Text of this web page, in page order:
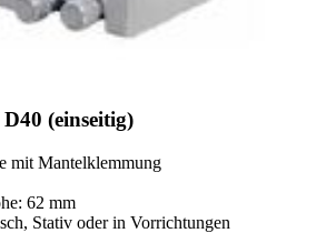
(einseitig)
mit Mantelklemmung
62 mm
Stativ oder in Vorrichtungen